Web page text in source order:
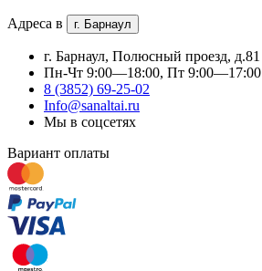
Адреса в г. Барнаул
г. Барнаул, Полюсный проезд, д.81
Пн-Чт 9:00—18:00, Пт 9:00—17:00
8 (3852) 69-25-02
Info@sanaltai.ru
Мы в соцсетях
Вариант оплаты